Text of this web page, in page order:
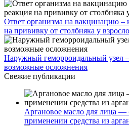
Ответ организма на вакцинацию –
на прививку от столбняка у
Наружный геморроидальный узел
возможные осложнения
Свежие публикации
Аргановое масло для лица —
применении средства из